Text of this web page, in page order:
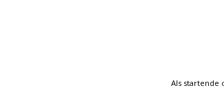
Als startende